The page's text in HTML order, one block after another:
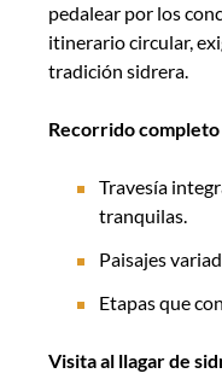
pedalear por los
itinerario circular,
tradición sidrera.
Recorrido completo
Travesía
tranquilas.
Paisajes
Etapas que
Visita al llagar de